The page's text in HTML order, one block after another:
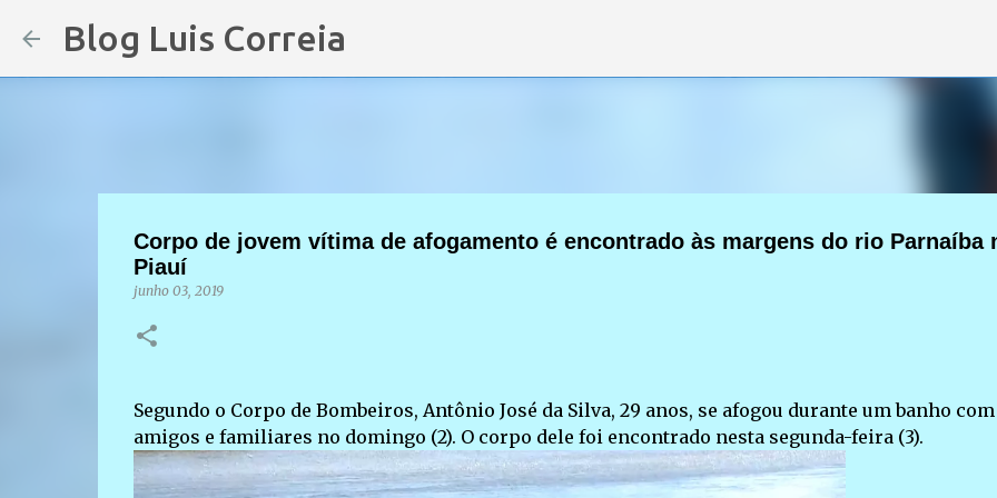
Blog Luis Correia
Corpo de jovem vítima de afogamento é encontrado às margens do rio Parnaíba
Piauí
junho 03, 2019
Segundo o Corpo de Bombeiros, Antônio José da Silva, 29 anos, se afogou durante um banho com
amigos e familiares no domingo (2). O corpo dele foi encontrado nesta segunda-feira (3).